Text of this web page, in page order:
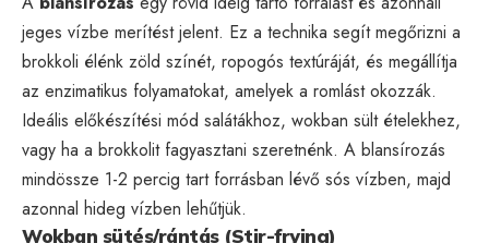
jeges vízbe merítést jelent. Ez a technika segít megőrizni a
brokkoli élénk zöld színét, ropogós textúráját, és megállítja
az enzimatikus folyamatokat, amelyek a romlást okozzák.
Ideális előkészítési mód salátákhoz, wokban sült ételekhez,
vagy ha a brokkolit fagyasztani szeretnénk. A blansírozás
mindössze 1-2 percig tart forrásban lévő sós vízben, majd
azonnal hideg vízben lehűtjük.
Wokban sütés/rántás (Stir-frying)